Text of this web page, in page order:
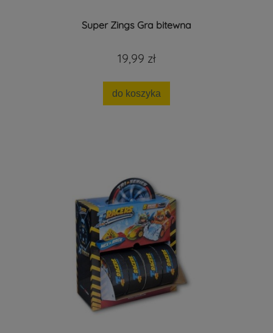
Super Zings Gra bitewna
19,99 zł
do koszyka